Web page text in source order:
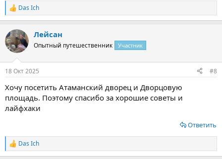
Р
е
к
ц
и
Das Ich
Лейсан
Опытный путешественник Участник
18 Окт 2025 #8
Хочу посетить Атаманский дворец и Дворцовую
площадь. Поэтому спасибо за хорошие советы и
лайфхаки
Ответить
Р
е
Das Ich